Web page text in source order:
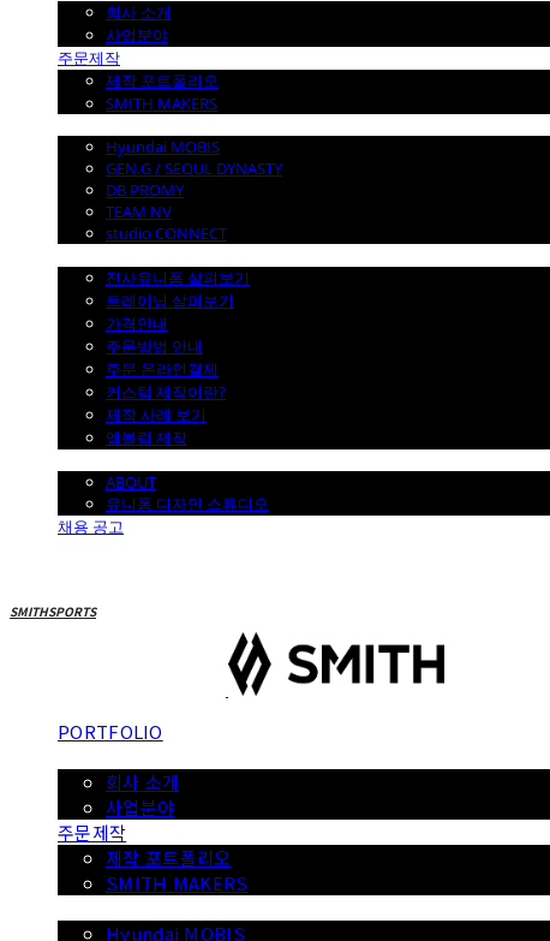
회사 소개
사업분야
주문제작
제작 포트폴리오
SMITH MAKERS
Hyundai MOBIS
GEN.G / SEOUL DYNASTY
DB PROMY
TEAM NV
studio CONNECT
전사유니폼 살펴보기
트레이닝 살펴보기
가격안내
주문방법 안내
주문 온라인결제
커스텀 제작이란?
제작 사례 보기
엠블럼 제작
ABOUT
유니폼 디자인 스튜디오
채용 공고
SMITHSPORTS
PORTFOLIO
회사 소개
사업분야
주문제작
제작 포트폴리오
SMITH MAKERS
Hyundai MOBIS